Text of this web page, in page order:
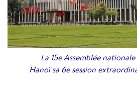
La 15e Assemblée
Hanoï sa 6e session